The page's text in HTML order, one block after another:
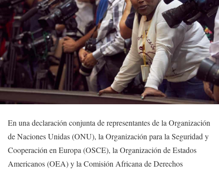
En una declaración conjunta de representantes de la Organización
de Naciones Unidas (ONU), la Organización para la Seguridad y
Cooperación en Europa (OSCE), la Organización de Estados
Americanos (OEA) y la Comisión Africana de Derechos